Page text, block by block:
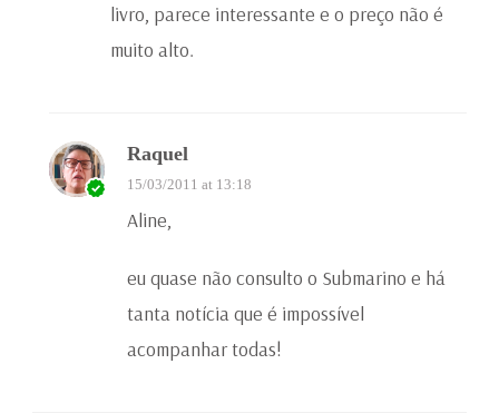
livro, parece interessante e o preço não é
muito alto.
Raquel
15/03/2011 at 13:18
Aline,
eu quase não consulto o Submarino e há
tanta notícia que é impossível
acompanhar todas!